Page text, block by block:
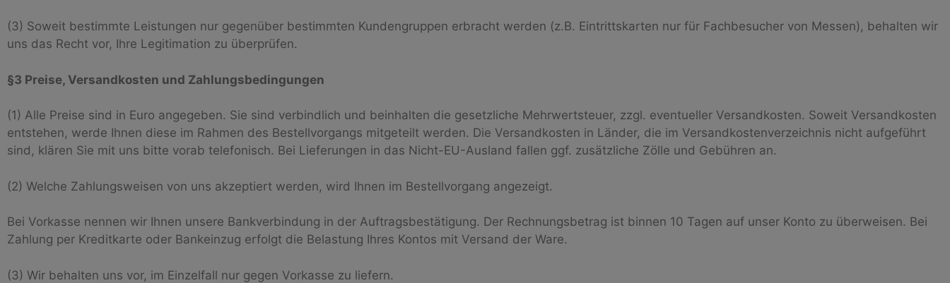
(3) Soweit bestimmte Leistungen nur gegenüber bestimmten Kundengruppen erbracht werden (z.B. Eintrittskarten nur für Fachbesucher von Messen), behalten wir
uns das Recht vor, Ihre Legitimation zu überprüfen.
§3 Preise, Versandkosten und Zahlungsbedingungen
(1) Alle Preise sind in Euro angegeben. Sie sind verbindlich und beinhalten die gesetzliche Mehrwertsteuer, zzgl. eventueller Versandkosten. Soweit Versandkosten
entstehen, werde Ihnen diese im Rahmen des Bestellvorgangs mitgeteilt werden. Die Versandkosten in Länder, die im Versandkostenverzeichnis nicht aufgeführt
sind, klären Sie mit uns bitte vorab telefonisch. Bei Lieferungen in das Nicht-EU-Ausland fallen ggf. zusätzliche Zölle und Gebühren an.
(2) Welche Zahlungsweisen von uns akzeptiert werden, wird Ihnen im Bestellvorgang angezeigt.
Bei Vorkasse nennen wir Ihnen unsere Bankverbindung in der Auftragsbestätigung. Der Rechnungsbetrag ist binnen 10 Tagen auf unser Konto zu überweisen. Bei
Zahlung per Kreditkarte oder Bankeinzug erfolgt die Belastung Ihres Kontos mit Versand der Ware.
(3) Wir behalten uns vor, im Einzelfall nur gegen Vorkasse zu liefern.